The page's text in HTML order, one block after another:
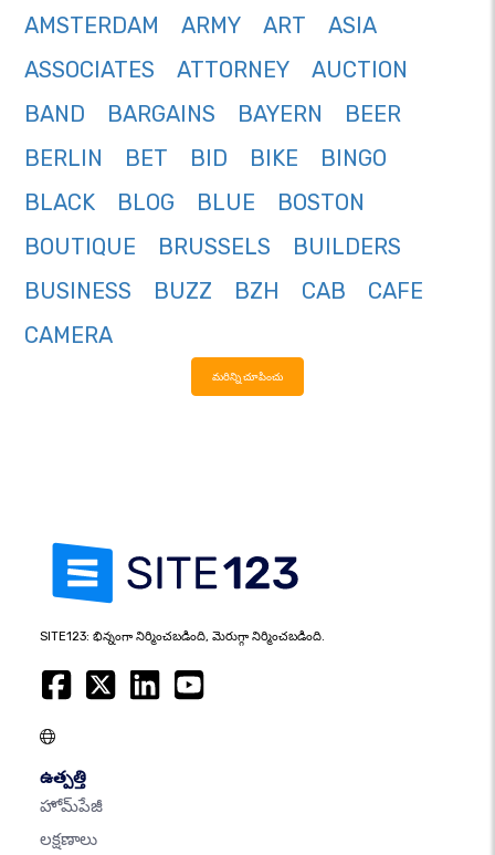
AMSTERDAM
ARMY ART
ASIA
ASSOCIATES
ATTORNEY
AUCTION
BAND
BARGAINS BAYERN
BEER
BERLIN
BET BID BIKE
BINGO
BLACK
BLOG BLUE
BOSTON
BOUTIQUE
BRUSSELS
BUILDERS
BUSINESS
BUZZ BZH CAB
CAFE
CAMERA
మరిన్ని చూపించు
SITE123: భిన్నంగా నిర్మించబడింది, మెరుగ్గా నిర్మించబడింది.
ఉత్పత్తి
హోమ్‌పేజీ
లక్షణాలు